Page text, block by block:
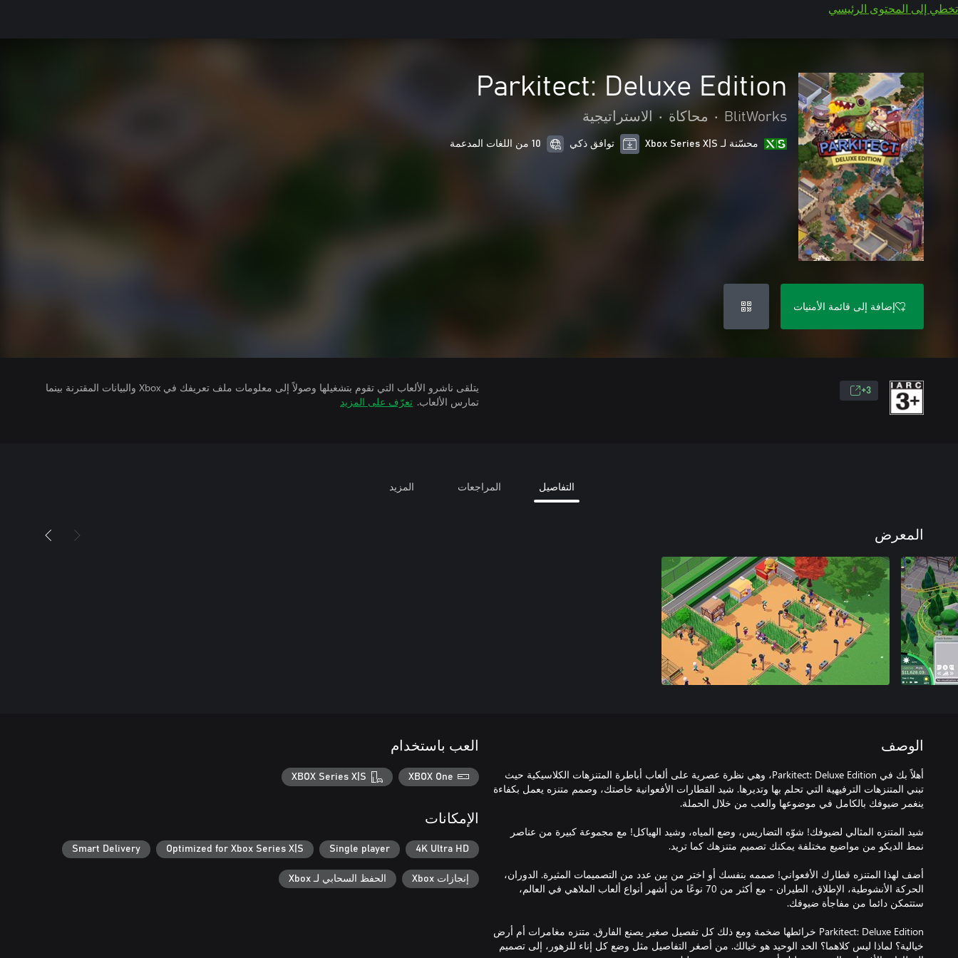
تخطي إلى المحتوى الرئيسي
Parkitect: Deluxe Edition
BlitWorks
• محاكاة • الاستراتيجية
محسّنة لـ Xbox Series X|S توافق ذكي 10 من اللغات المدعمة
إضافة إلى قائمة الأمنيات
3+
يتلقى ناشرو الألعاب التي تقوم بتشغيلها وصولاً إلى معلومات ملف تعريفك في Xbox والبيانات المقترنة بينما
تمارس الألعاب. تعرّف على المزيد
التفاصيل المراجعات المزيد
المعرض
الوصف
أهلاً بك في Parkitect: Deluxe Edition، وهي نظرة عصرية على ألعاب أباطرة المتنزهات الكلاسيكية حيث
تبني المتنزهات الترفيهية التي تحلم بها وتديرها. شيد القطارات الأفعوانية خاصتك، وصمم متنزه يعمل بكفاءة
شيد المتنزه المثالي لضيوفك! شوّه التضاريس، وضع المياه، وشيد الهياكل! مع مجموعة كبيرة من عناصر
أضف لهذا المتنزه قطارك الأفعواني! صممه بنفسك أو اختر من بين عدد من التصميمات المثيرة. الدوران،
الحركة الأنشوطية، الإطلاق، الطيران - مع أكثر من 70 نوعًا من أشهر أنواع ألعاب الملاهي في العالم،
Parkitect: Deluxe Edition خرائطها ضخمة ومع ذلك كل تفصيل صغير يصنع الفارق. متنزه مغامرات أم أرض
خيالية؟ لماذا ليس كلاهما؟ الحد الوحيد هو خيالك. من أصغر التفاصيل مثل وضع كل إناء للزهور، إلى تصميم
العب باستخدام
XBOX One
XBOX Series X|S
الإمكانات
4K Ultra HD
Single player
Optimized for Xbox Series X|S
Smart Delivery
إنجازات Xbox الحفظ السحابي لـ Xbox